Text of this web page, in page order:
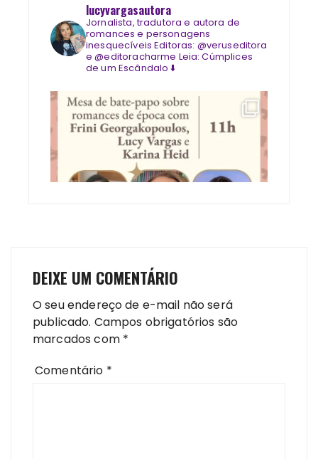
lucyvargasautora
Jornalista, tradutora e autora de
romances e personagens
inesquecíveis Editoras: @veruseditora
e @editoracharme Leia: Cúmplices
de um Escândalo ⬇️
DEIXE UM COMENTÁRIO
O seu endereço de e-mail não será
publicado. Campos obrigatórios são
marcados com *
Comentário *